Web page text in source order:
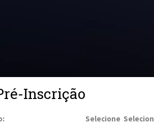
Inscrição
Selecione